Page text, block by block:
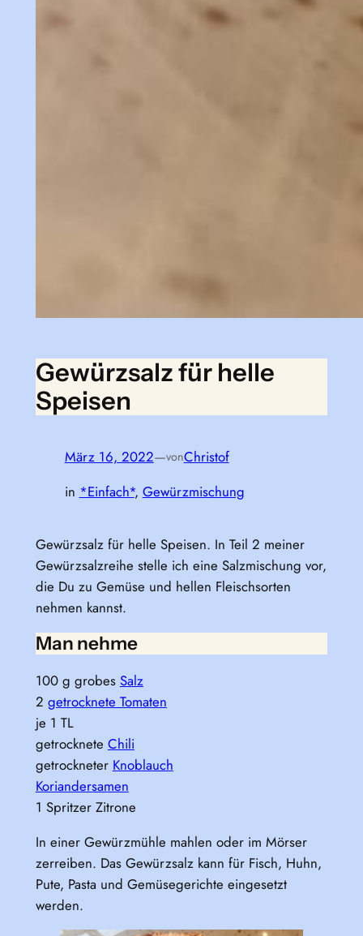
Gewürzsalz für helle
Speisen
März 16, 2022—vonChristof
in *Einfach*, Gewürzmischung
Gewürzsalz für helle Speisen. In Teil 2 meiner
Gewürzsalzreihe stelle ich eine Salzmischung vor,
die Du zu Gemüse und hellen Fleischsorten
nehmen kannst.
Man nehme
100 g grobes Salz
2 getrocknete Tomaten
je 1 TL
getrocknete Chili
getrockneter Knoblauch
Koriandersamen
1 Spritzer Zitrone
In einer Gewürzmühle mahlen oder im Mörser
zerreiben. Das Gewürzsalz kann für Fisch, Huhn,
Pute, Pasta und Gemüsegerichte eingesetzt
werden.